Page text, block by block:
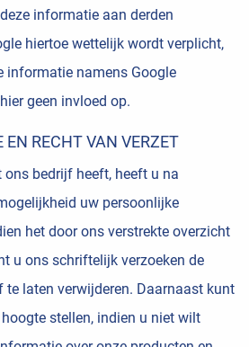
informatie aan derden
hiertoe wettelijk wordt verplicht,
informatie namens Google
geen invloed op.
EN RECHT VAN VERZET
ons bedrijf heeft, heeft u na
uw persoonlijke
het door ons verstrekte overzicht
u ons schriftelijk verzoeken de
te laten verwijderen. Daarnaast kunt
stellen, indien u niet wilt